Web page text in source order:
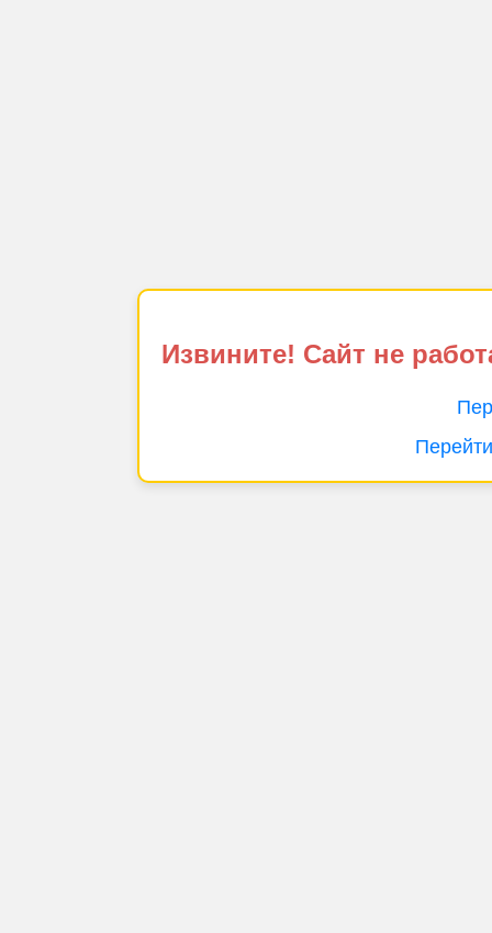
Извините! Сайт не